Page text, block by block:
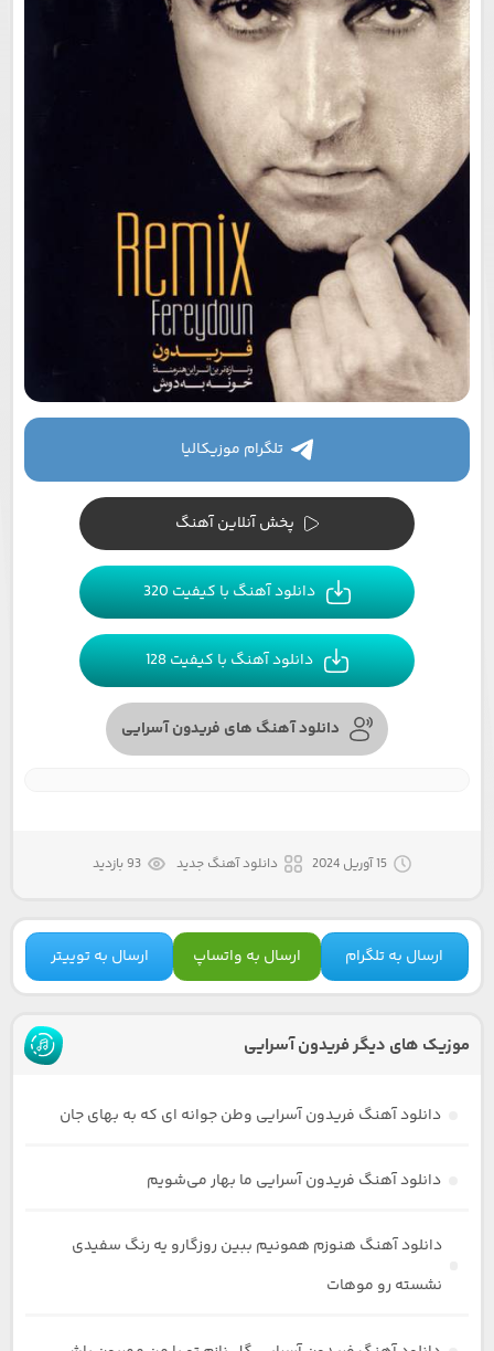
تلگرام موزیکالیا
پخش آنلاین آهنگ
دانلود آهنگ با کیفیت 320
دانلود آهنگ با کیفیت 128
دانلود آهنگ های فریدون آسرایی
15 آوریل 2024 دانلود آهنگ جدید 93 بازدید
ارسال به تلگرام ارسال به واتساپ ارسال به توییتر
موزیک های دیگر فریدون آسرایی
دانلود آهنگ فریدون آسرایی وطن جوانه ای که به بهای جان
دانلود آهنگ فریدون آسرایی ما بهار می‌شویم
دانلود آهنگ هنوزم همونیم ببین روزگارو یه رنگ سفیدی
نشسته رو موهات